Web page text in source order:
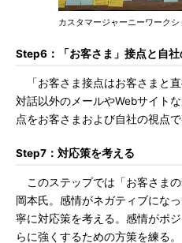
カスタマージャーニーワーク
Step6：「お客さま」接点と自
「お客さま接点はお客さまと直
対話以外のメールやWebサイト
点をお客さまおよび自社の視点
Step7：対応策を考える
このステップでは「お客さま
岡本氏。感情がネガティブにな
寧に対応策を考える。感情がポ
らに強くするための方策を練る。